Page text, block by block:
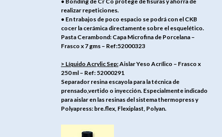
realizar repeticiones.
• En trabajos de poco espacio se podrá con el CKB
cocer la cerámica directamente sobre el esquelético.
Pasta Cerambond: Capa Microfina de Porcelana –
Frasco x 7 gms – Ref:52000323
> Líquido Acrylic Sep:Aislar Yeso Acrílico – Frasco x
250 ml – Ref: 52000291
Separador resina escayola para la técnica de
prensado,vertido o inyección. Especialmente indicado
para aislar en las resinas del sistema thermopress y
Polyapress: bre.flex, Flexiplast, Polyan.